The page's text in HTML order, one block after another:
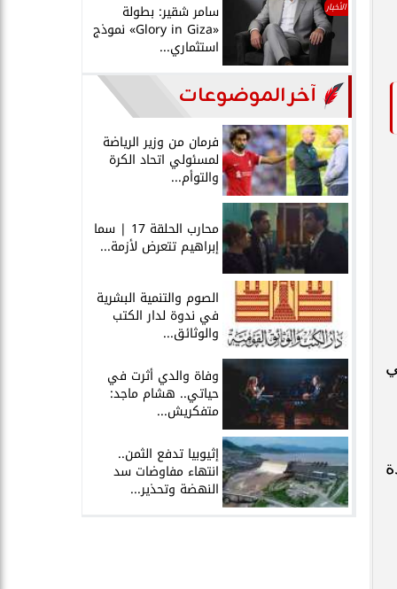
الأخبار سامر شقير: بطولة
«Glory in Giza» نموذج
استثماري...
آخر الموضوعات
فرمان من وزير الرياضة
لمسئولي اتحاد الكرة
والتوأم...
محارب الحلقة 17 | سما
إبراهيم تتعرض لأزمة...
الصوم والتنمية البشرية
في ندوة لدار الكتب
والوثائق...
وفاة والدي أثرت في
حياتي.. هشام ماجد:
متفكريش...
إثيوبيا تدفع الثمن..
انتهاء مفاوضات سد
النهضة وتحذير...